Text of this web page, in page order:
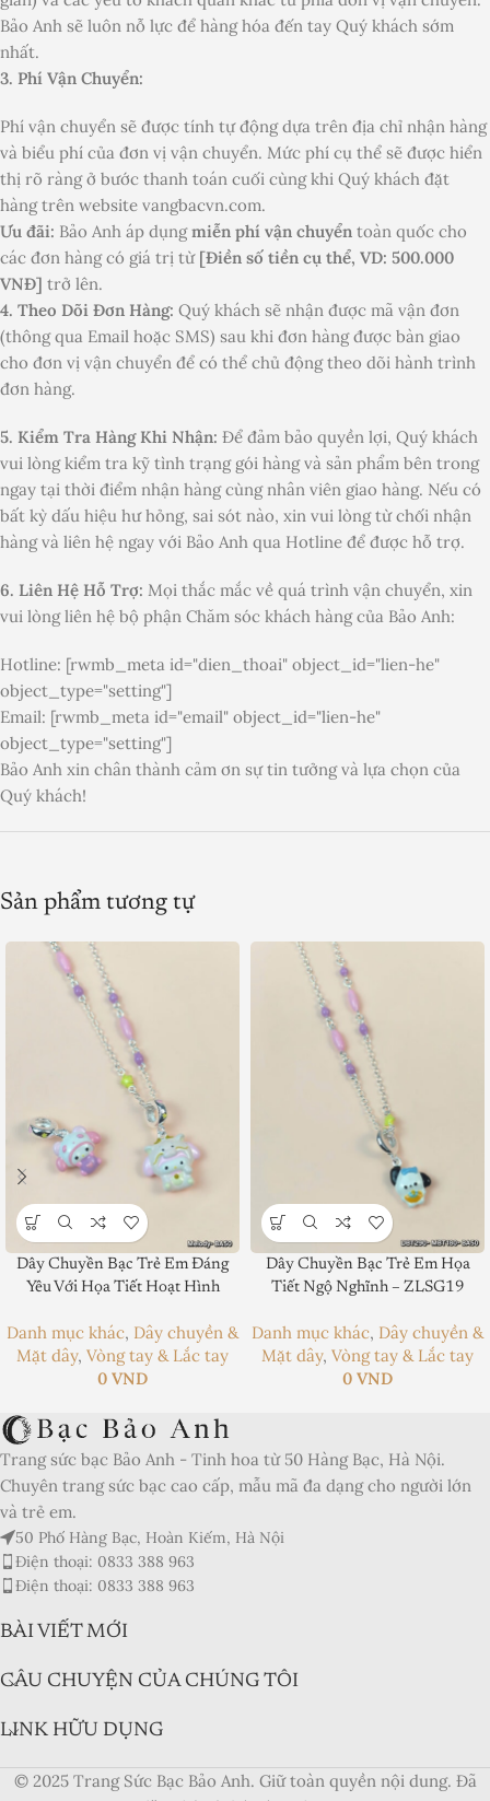
Bảo Anh sẽ luôn nỗ lực để hàng hóa đến tay Quý khách sớm
nhất.
3. Phí Vận Chuyển:
Phí vận chuyển sẽ được tính tự động dựa trên địa chỉ nhận hàng
và biểu phí của đơn vị vận chuyển. Mức phí cụ thể sẽ được hiển
thị rõ ràng ở bước thanh toán cuối cùng khi Quý khách đặt
hàng trên website vangbacvn.com.
Ưu đãi: Bảo Anh áp dụngmiễn phí vận chuyển toàn quốc cho
các đơn hàng có giá trị từ [Điền số tiền cụ thể, VD: 500.000
VNĐ] trở lên.
4. Theo Dõi Đơn Hàng: Quý khách sẽ nhận được mã vận đơn
(thông qua Email hoặc SMS) sau khi đơn hàng được bàn giao
cho đơn vị vận chuyển để có thể chủ động theo dõi hành trình
đơn hàng.
5. Kiểm Tra Hàng Khi Nhận: Để đảm bảo quyền lợi, Quý khách
vui lòng kiểm tra kỹ tình trạng gói hàng và sản phẩm bên trong
ngay tại thời điểm nhận hàng cùng nhân viên giao hàng. Nếu có
bất kỳ dấu hiệu hư hỏng, sai sót nào, xin vui lòng từ chối nhận
hàng và liên hệ ngay với Bảo Anh qua Hotline để được hỗ trợ.
6. Liên Hệ Hỗ Trợ: Mọi thắc mắc về quá trình vận chuyển, xin
vui lòng liên hệ bộ phận Chăm sóc khách hàng của Bảo Anh:
Hotline: [rwmb_meta id="dien_thoai" object_id="lien-he"
object_type="setting"]
Email: [rwmb_meta id="email" object_id="lien-he"
object_type="setting"]
Bảo Anh xin chân thành cảm ơn sự tin tưởng và lựa chọn của
Quý khách!
Sản phẩm tương tự
Dây Chuyền Bạc Trẻ Em Đáng
Yêu Với Họa Tiết Hoạt Hình
Danh mục khác, Dây chuyền &
Mặt dây, Vòng tay & Lắc tay
0 VND
Dây Chuyền Bạc Trẻ Em Họa
Tiết Ngộ Nghĩnh – ZLSG19
Danh mục khác, Dây chuyền &
Mặt dây, Vòng tay & Lắc tay
0 VND
Trang sức bạc Bảo Anh - Tinh hoa từ 50 Hàng Bạc, Hà Nội.
Chuyên trang sức bạc cao cấp, mẫu mã đa dạng cho người lớn
và trẻ em.
50 Phố Hàng Bạc, Hoàn Kiếm, Hà Nội
Điện thoại: 0833 388 963
Điện thoại: 0833 388 963
BÀI VIẾT MỚI
CÂU CHUYỆN CỦA CHÚNG TÔI
LINK HỮU DỤNG
© 2025 Trang Sức Bạc Bảo Anh. Giữ toàn quyền nội dung. Đã